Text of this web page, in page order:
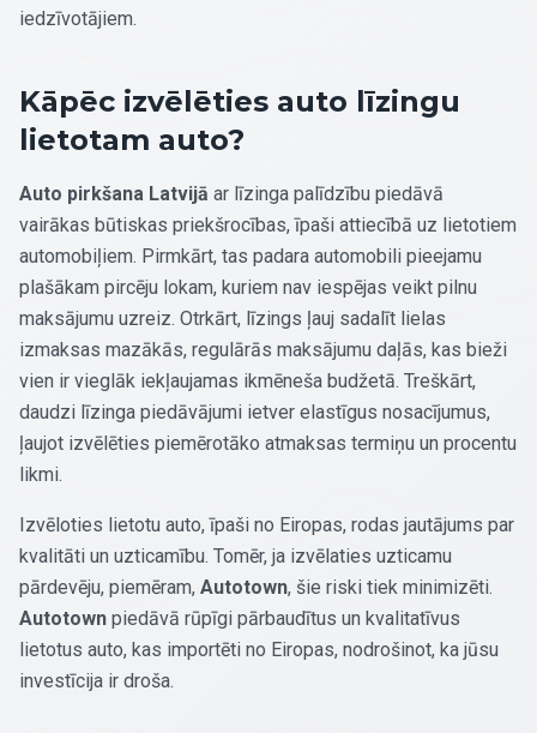
iedzīvotājiem.
Kāpēc izvēlēties auto līzingu
lietotam auto?
Auto pirkšana Latvijā ar līzinga palīdzību piedāvā
vairākas būtiskas priekšrocības, īpaši attiecībā uz lietotiem
automobiļiem. Pirmkārt, tas padara automobili pieejamu
plašākam pircēju lokam, kuriem nav iespējas veikt pilnu
maksājumu uzreiz. Otrkārt, līzings ļauj sadalīt lielas
izmaksas mazākās, regulārās maksājumu daļās, kas bieži
vien ir vieglāk iekļaujamas ikmēneša budžetā. Treškārt,
daudzi līzinga piedāvājumi ietver elastīgus nosacījumus,
ļaujot izvēlēties piemērotāko atmaksas termiņu un procentu
likmi.
Izvēloties lietotu auto, īpaši no Eiropas, rodas jautājums par
kvalitāti un uzticamību. Tomēr, ja izvēlaties uzticamu
pārdevēju, piemēram, Autotown, šie riski tiek minimizēti.
Autotown piedāvā rūpīgi pārbaudītus un kvalitatīvus
lietotus auto, kas importēti no Eiropas, nodrošinot, ka jūsu
investīcija ir droša.